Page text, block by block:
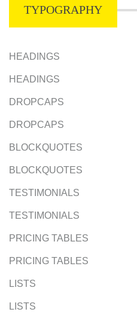
TYPOGRAPHY
HEADINGS
HEADINGS
DROPCAPS
DROPCAPS
BLOCKQUOTES
BLOCKQUOTES
TESTIMONIALS
TESTIMONIALS
PRICING TABLES
PRICING TABLES
LISTS
LISTS